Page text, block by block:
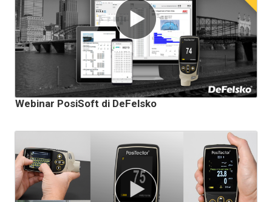
Webinar PosiSoft di DeFelsko